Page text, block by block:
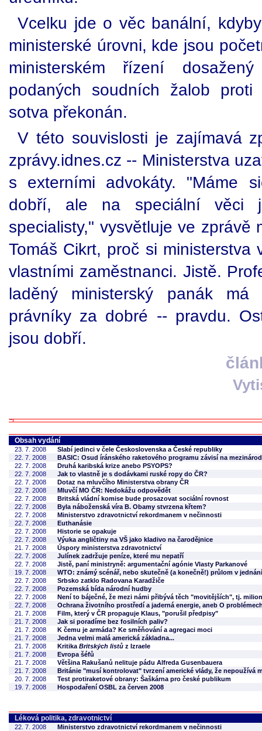
Vcelku jde o věc banální,
ministerské úrovni, kde jsou
ministerském řízení
podaných soudních žalob
sotva překonán.
V této souvislosti je zajímavá
zprávy.idnes.cz -- Ministerstva
s externími advokáty. "Máme
dobří, ale na speciální věci
specialisty," vysvětluje ve zprávě
Tomáš Cikrt, proč si
vlastními zaměstnanci. Jistě.
laděný ministerský panák
právníky za dobré -- pravdu.
jsou dobří.
Obsah vydání
23. 7. 2008
Slabí jedinci v čele Československa a České republiky
22. 7. 2008
BASIC: Osud íránského raketového programu závisí na
22. 7. 2008
Druhá karibská krize anebo PSYOPS?
22. 7. 2008
Jak to vlastně je s dodávkami ruské ropy do ČR?
22. 7. 2008
Dotaz na mluvčího Ministerstva obrany ČR
22. 7. 2008
Mluvčí MO ČR: Nedokážu odpovědět
22. 7. 2008
Britská vládní komise bude prosazovat sociální rovnost
22. 7. 2008
Byla náboženská víra B. Obamy stvrzena křtem?
22. 7. 2008
Ministerstvo zdravotnictví rekordmanem v nečinnosti
22. 7. 2008
Euthanásie
22. 7. 2008
Historie se opakuje
22. 7. 2008
Výuka angličtiny na VŠ jako kladivo na čarodějnice
21. 7. 2008
Úspory ministerstva zdravotnictví
22. 7. 2008
Julínek zadržuje peníze, které mu nepatří
22. 7. 2008
Jistě, paní ministryně: argumentační agónie Vlasty Parkanové
19. 7. 2008
WTO: známý scénář, nebo skutečně (a konečně!) průlom v
22. 7. 2008
Srbsko zatklo Radovana Karadžiče
22. 7. 2008
Pozemská bída národní hudby
22. 7. 2008
Není to báječné, že mezi námi přibývá těch "movitějších", tj.
22. 7. 2008
Ochrana životního prostředí a jaderná energie, aneb O
21. 7. 2008
Film, který v ČR propaguje Klaus, "porušil předpisy"
21. 7. 2008
Jak si poradíme bez fosilních paliv?
21. 7. 2008
K čemu je armáda? Ke směňování a agregaci moci
21. 7. 2008
Jedna velmi malá americká základna...
21. 7. 2008
Kritika Britských listů z Izraele
21. 7. 2008
Evropa šéfů
21. 7. 2008
Většina Rakušanů nelituje pádu Alfreda Gusenbauera
21. 7. 2008
Británie "musí kontrolovat" tvrzení americké vlády, že nepoužívá
20. 7. 2008
Test protiraketové obrany: Šaškárna pro české publikum
19. 7. 2008
Hospodaření OSBL za červen 2008
Léková politika, zdravotnictví
22. 7. 2008
Ministerstvo zdravotnictví rekordmanem v nečinnosti